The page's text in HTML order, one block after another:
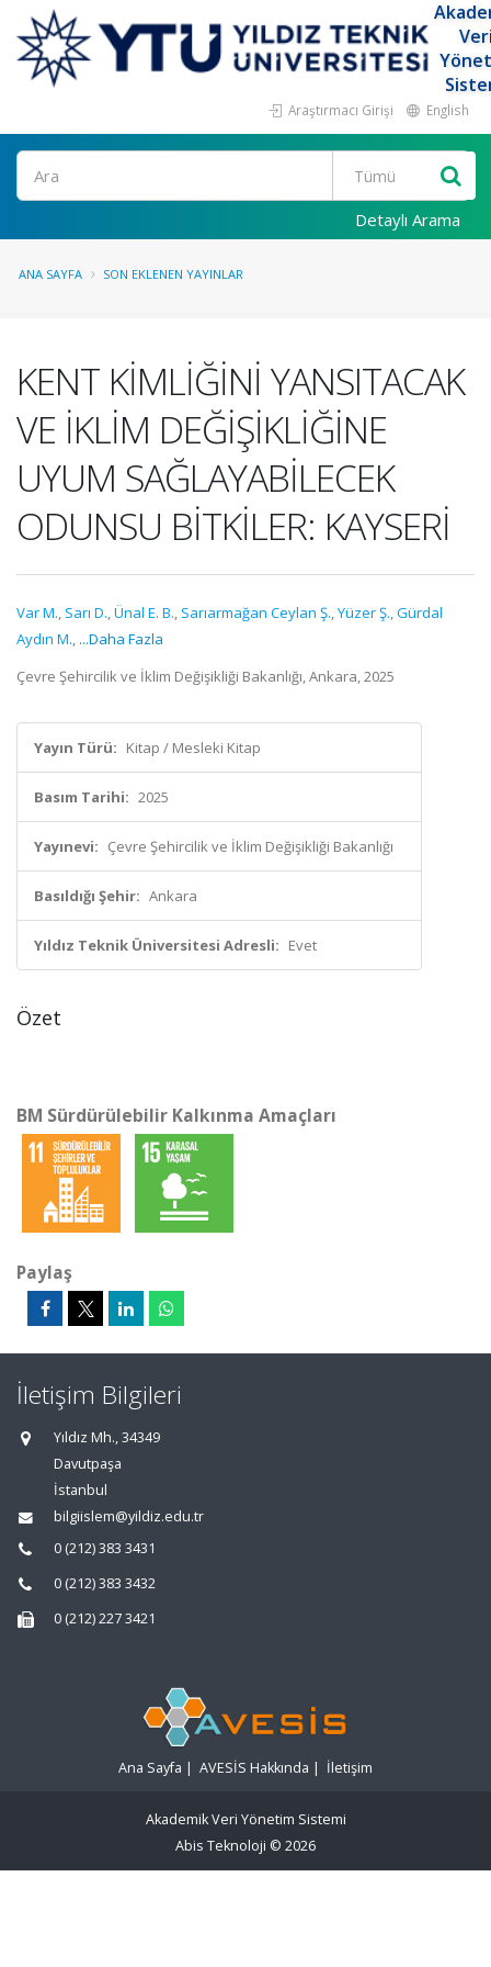
Araştırmacı Girişi English
Ara
Detaylı Arama
ANA SAYFA SON EKLENEN YAYINLAR
KENT KİMLİĞİNİ YANSITACAK
VE İKLİM DEĞİŞİKLİĞİNE
UYUM SAĞLAYABİLECEK
ODUNSU BİTKİLER: KAYSERİ
Var M., Sarı D.,Ünal E. B., Sarıarmağan Ceylan Ş.,Yüzer Ş.,Gürdal
Aydın M., ...Daha Fazla
Çevre Şehircilik ve İklim Değişikliği Bakanlığı, Ankara, 2025
Yayın Türü: Kitap / Mesleki Kitap
Basım Tarihi: 2025
Yayınevi: Çevre Şehircilik ve İklim Değişikliği Bakanlığı
Basıldığı Şehir: Ankara
Yıldız Teknik Üniversitesi Adresli: Evet
Özet
BM Sürdürülebilir Kalkınma Amaçları
Paylaş
İletişim Bilgileri
Yıldız Mh., 34349
Davutpaşa
İstanbul
bilgiislem@yildiz.edu.tr
0 (212) 383 3431
0 (212) 383 3432
0 (212) 227 3421
Ana Sayfa | AVESİS Hakkında | İletişim
Akademik Veri Yönetim Sistemi
Abis Teknoloji © 2026